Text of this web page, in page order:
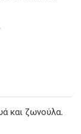
και ζωνούλα.